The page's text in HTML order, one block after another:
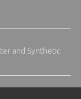
and Synthetic